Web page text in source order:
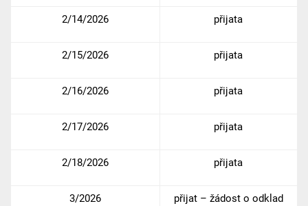
2/14/2026 přijata
2/15/2026 přijata
2/16/2026 přijata
2/17/2026 přijata
2/18/2026 přijata
3/2026 přijat – žádost o odklad